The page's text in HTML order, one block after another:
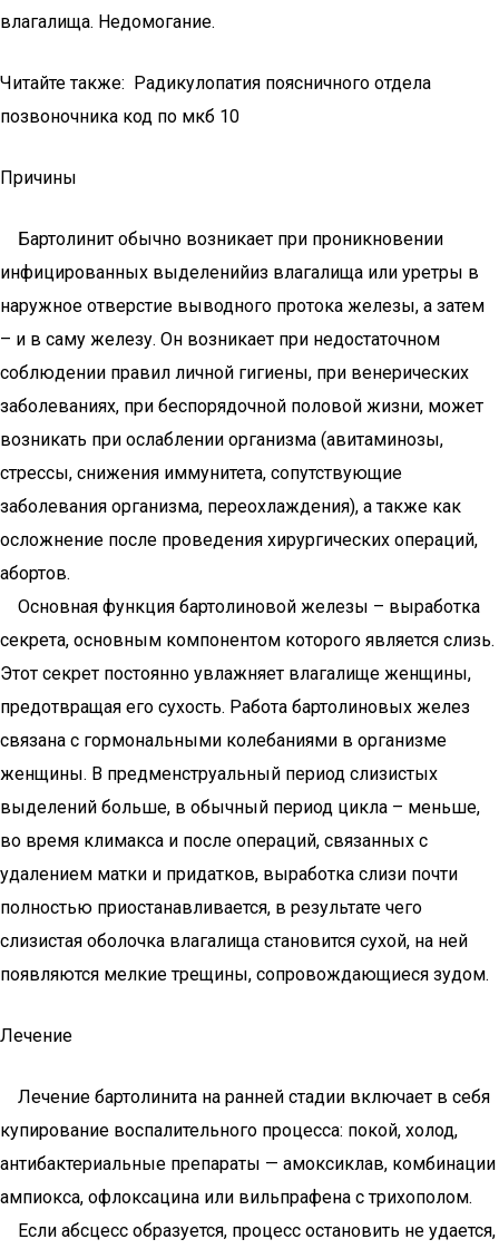
влагалища. Недомогание.
Читайте также: Радикулопатия поясничного отдела
позвоночника код по мкб 10
Причины
Бартолинит обычно возникает при проникновении
инфицированных выделенийиз влагалища или уретры в
наружное отверстие выводного протока железы, а затем
– и в саму железу. Он возникает при недостаточном
соблюдении правил личной гигиены, при венерических
заболеваниях, при беспорядочной половой жизни, может
возникать при ослаблении организма (авитаминозы,
стрессы, снижения иммунитета, сопутствующие
заболевания организма, переохлаждения), а также как
осложнение после проведения хирургических операций,
абортов.
Основная функция бартолиновой железы – выработка
секрета, основным компонентом которого является слизь.
Этот секрет постоянно увлажняет влагалище женщины,
предотвращая его сухость. Работа бартолиновых желез
связана с гормональными колебаниями в организме
женщины. В предменструальный период слизистых
выделений больше, в обычный период цикла – меньше,
во время климакса и после операций, связанных с
удалением матки и придатков, выработка слизи почти
полностью приостанавливается, в результате чего
слизистая оболочка влагалища становится сухой, на ней
появляются мелкие трещины, сопровождающиеся зудом.
Лечение
Лечение бартолинита на ранней стадии включает в себя
купирование воспалительного процесса: покой, холод,
антибактериальные препараты — амоксиклав, комбинации
ампиокса, офлоксацина или вильпрафена с трихополом.
Если абсцесс образуется, процесс остановить не удается,